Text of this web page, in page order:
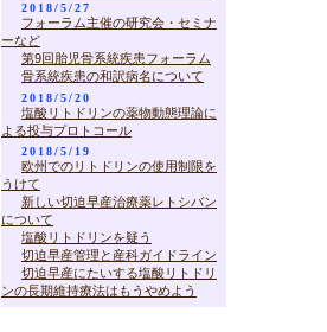
2018/5/27
フォーラム主催の研究会・セミナ
ーなど
第9回胎児骨系統疾患フォーラム
骨系統疾患の和訳病名について
2018/5/20
塩酸リトドリンの薬物動態理論に
よる投与プロトコール
2018/5/19
欧州でのリトドリンの使用制限を
うけて
新しい切迫早産治療薬レトシバン
について
塩酸リトドリンを疑う
切迫早産管理と産科ガイドライン
切迫早産にたいする塩酸リトドリ
ンの長期維持療法はもうやめよう